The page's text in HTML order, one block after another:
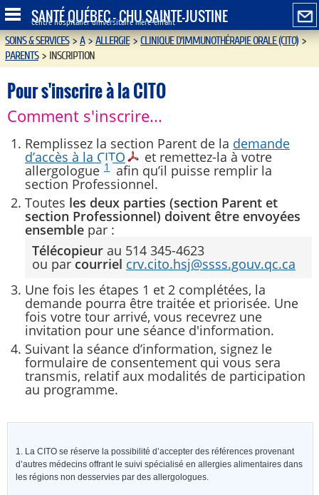
SANTÉ QUÉBEC - CHU SAINTE-JUSTINE
Centre hospitalier universitaire mère-enfant
SOINS & SERVICES>A>ALLERGIE>CLINIQUE D'IMMUNOTHÉRAPIE ORALE (CITO)>
PARENTS > INSCRIPTION
Pour s'inscrire à la CITO
Comment s'inscrire...
Remplissez la section Parent de la demande
d’accès à la CITO et remettez-la à votre
allergologue 1 afin qu’il puisse remplir la
section Professionnel.
Toutes les deux parties (section Parent et
section Professionnel) doivent être envoyées
ensemble par :
Télécopieur au 514 345-4623
ou parcourriel crv.cito.hsj@ssss.gouv.qc.ca
Une fois les étapes 1 et 2 complétées, la
demande pourra être traitée et priorisée. Une
fois votre tour arrivé, vous recevrez une
invitation pour une séance d'information.
Suivant la séance d’information, signez le
formulaire de consentement qui vous sera
transmis, relatif aux modalités de participation
au programme.
1. La CITO se réserve la possibilité d’accepter des références provenant
d’autres médecins offrant le suivi spécialisé en allergies alimentaires dans
les régions non desservies par des allergologues.